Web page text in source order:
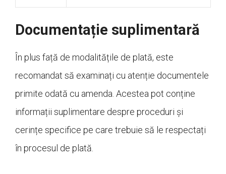
Documentație suplimentară
În plus față de modalitățile de plată, este
recomandat să examinați cu atenție documentele
primite odată cu amenda. Acestea pot conține
informații suplimentare despre proceduri și
cerințe specifice pe care trebuie să le respectați
în procesul de plată.